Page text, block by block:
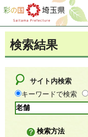
彩の国 埼玉県
検索結果
サイト内検索
キーワードで検索
検索方法